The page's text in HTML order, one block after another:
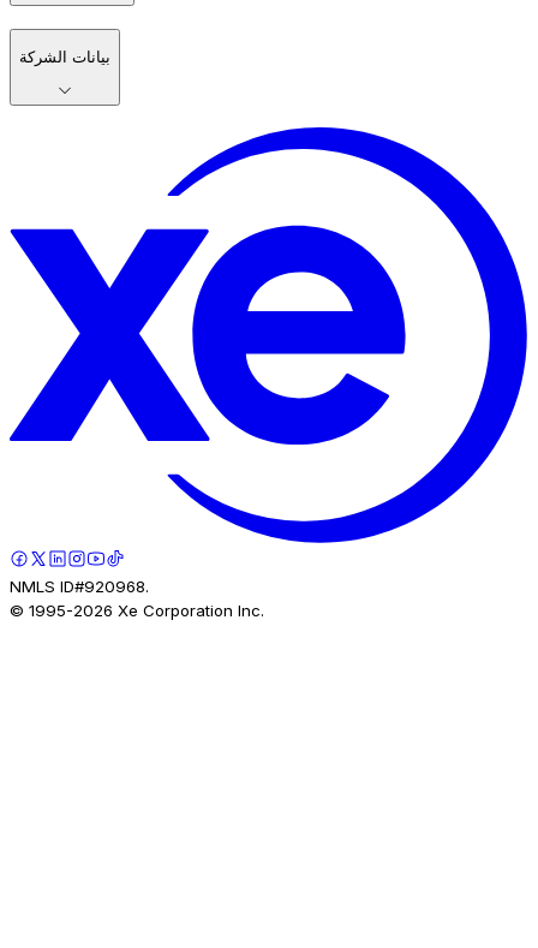
بيانات الشركة
NMLS ID#920968.
© 1995-2026 Xe Corporation Inc.